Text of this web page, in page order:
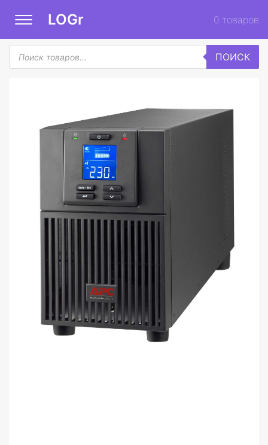
LOGr 0 товаров
Поиск
товаров
ПОИСК